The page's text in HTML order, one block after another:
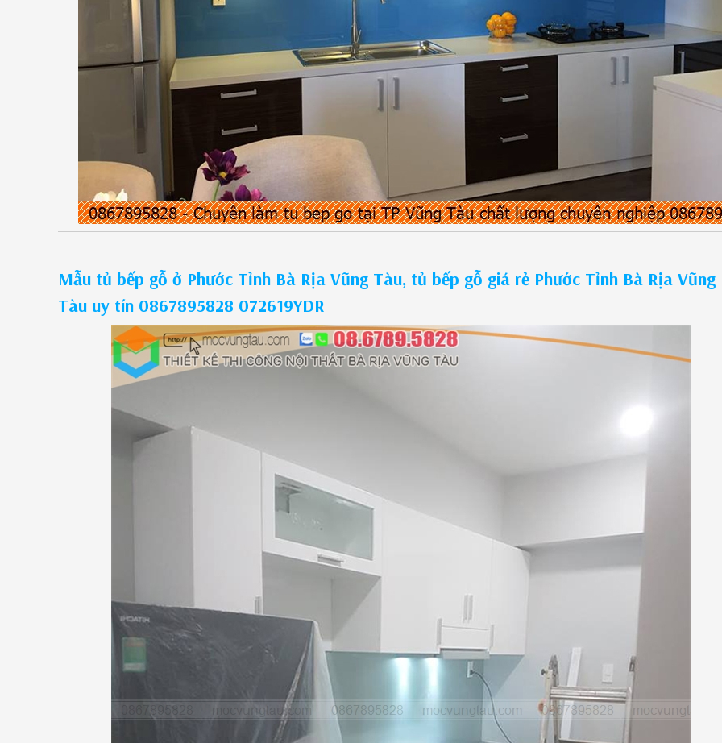
Mẫu tủ bếp gỗ ở Phước Tỉnh Bà Rịa Vũng Tàu, tủ bếp gỗ giá rẻ Phước Tỉnh Bà Rịa Vũng
Tàu uy tín 0867895828 072619YDR